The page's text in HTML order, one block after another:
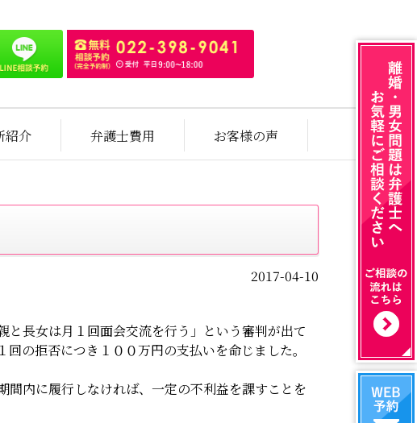
紹介 弁護士費用 お客様の声
2017-04-10
長女は月１回面会交流を行う」という審判が出て
回の拒否につき１００万円の支払いを命じました。
間内に履行しなければ、一定の不利益を課すことを